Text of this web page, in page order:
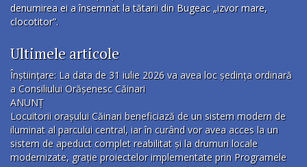
denumirea ei a însemnat la tătarii din Bugeac „izvor mare,
clocotitor”.
Ultimele articole
Înștiințare: La data de 31 iulie 2026 va avea loc ședința ordinară
a Consiliului Orășenesc Căinari
ANUNȚ
Locuitorii orașului Căinari beneficiază de un sistem modern de
iluminat al parcului central, iar în curând vor avea acces la un
sistem de apeduct complet reabilitat și la drumuri locale
modernizate, grație proiectelor implementate prin Programele